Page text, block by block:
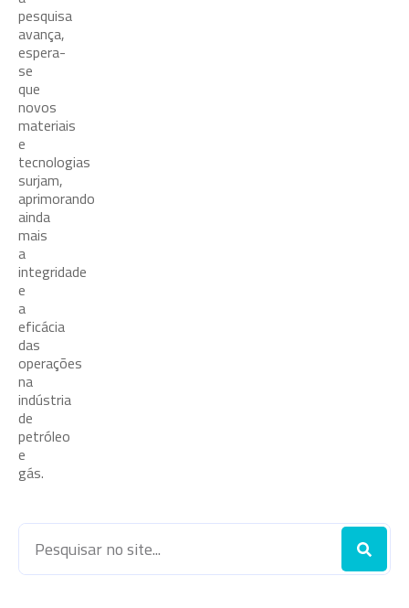
pesquisa
avança,
espera-
se
que
novos
materiais
e
tecnologias
surjam,
aprimorando
ainda
mais
a
integridade
e
a
eficácia
das
operações
na
indústria
de
petróleo
e
gás.